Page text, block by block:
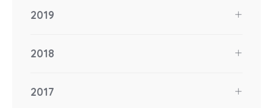
2019
2018
2017